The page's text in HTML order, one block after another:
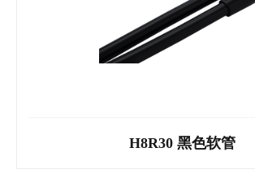
H8R30 黑色软管